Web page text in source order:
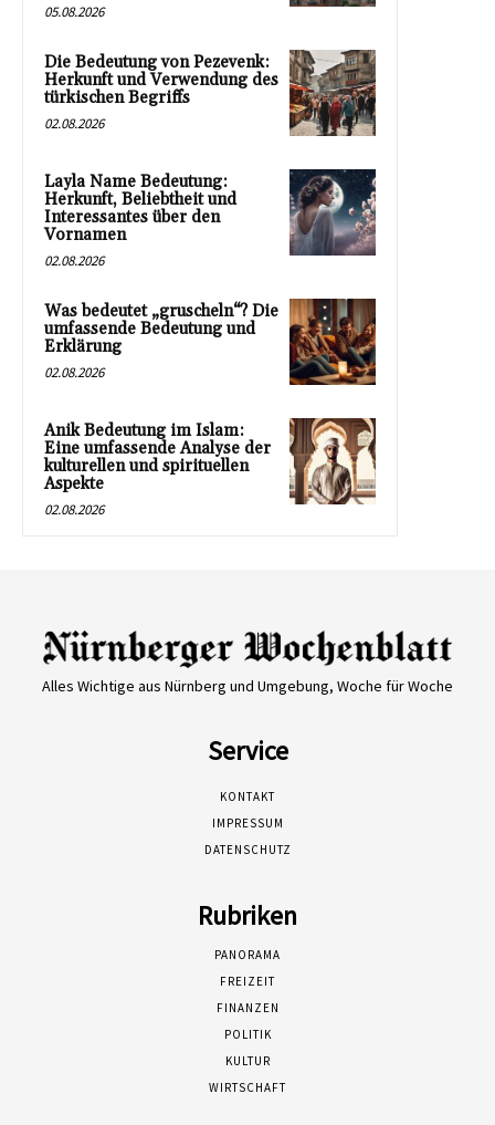
05.08.2026
Die Bedeutung von Pezevenk:
Herkunft und Verwendung des
türkischen Begriffs
02.08.2026
Layla Name Bedeutung:
Herkunft, Beliebtheit und
Interessantes über den
Vornamen
02.08.2026
Was bedeutet „gruscheln“? Die
umfassende Bedeutung und
Erklärung
02.08.2026
Anik Bedeutung im Islam:
Eine umfassende Analyse der
kulturellen und spirituellen
Aspekte
02.08.2026
Alles Wichtige aus Nürnberg und Umgebung, Woche für Woche
Service
KONTAKT
IMPRESSUM
DATENSCHUTZ
Rubriken
PANORAMA
FREIZEIT
FINANZEN
POLITIK
KULTUR
WIRTSCHAFT